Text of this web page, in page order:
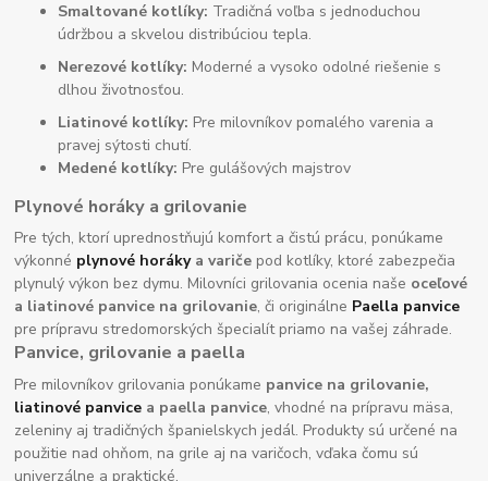
Smaltované kotlíky: Tradičná voľba s jednoduchou
údržbou a skvelou distribúciou tepla.
Nerezové kotlíky: Moderné a vysoko odolné riešenie s
dlhou životnosťou.
Liatinové kotlíky: Pre milovníkov pomalého varenia a
pravej sýtosti chutí.
Medené kotlíky: Pre gulášových majstrov
Plynové horáky a grilovanie
Pre tých, ktorí uprednostňujú komfort a čistú prácu, ponúkame
výkonné plynové horákya variče pod kotlíky, ktoré zabezpečia
plynulý výkon bez dymu. Milovníci grilovania ocenia naše oceľové
a liatinové panvice na grilovanie, či originálne Paella panvice
pre prípravu stredomorských špecialít priamo na vašej záhrade.
Panvice, grilovanie a paella
Pre milovníkov grilovania ponúkame panvice na grilovanie,
liatinové panvice a paella panvice, vhodné na prípravu mäsa,
zeleniny aj tradičných španielskych jedál. Produkty sú určené na
použitie nad ohňom, na grile aj na varičoch, vďaka čomu sú
univerzálne a praktické.